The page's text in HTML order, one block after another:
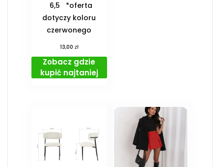
6,5 *oferta
dotyczy koloru
czerwonego
13,00 zł
Zobacz gdzie
kupić najtaniej